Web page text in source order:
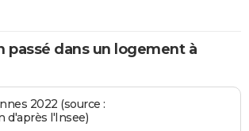
passé dans un logement à
2022 (source :
d'après l'Insee)